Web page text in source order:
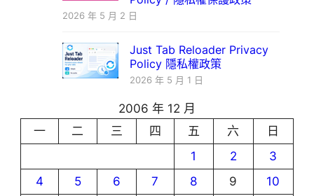
2026 年 5 月 2 日
Just Tab Reloader Privacy
Policy 隱私權政策
2026 年 5 月 1 日
2006 年 12 月
一
二 三 四 五 六
日
1
2
3
4
5 6 7 8 9
10